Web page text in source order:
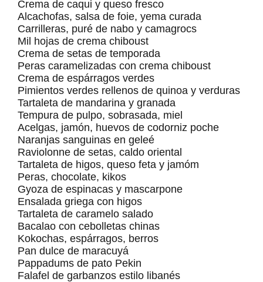
Crema de caqui y queso fresco
Alcachofas, salsa de foie, yema curada
Carrilleras, puré de nabo y camagrocs
Mil hojas de crema chiboust
Crema de setas de temporada
Peras caramelizadas con crema chiboust
Crema de espárragos verdes
Pimientos verdes rellenos de quinoa y verduras
Tartaleta de mandarina y granada
Tempura de pulpo, sobrasada, miel
Acelgas, jamón, huevos de codorniz poche
Naranjas sanguinas en geleé
Raviolonne de setas, caldo oriental
Tartaleta de higos, queso feta y jamóm
Peras, chocolate, kikos
Gyoza de espinacas y mascarpone
Ensalada griega con higos
Tartaleta de caramelo salado
Bacalao con cebolletas chinas
Kokochas, espárragos, berros
Pan dulce de maracuyá
Pappadums de pato Pekin
Falafel de garbanzos estilo libanés